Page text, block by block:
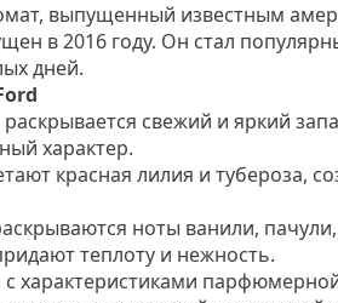
выпущенный известным
в 2016 году. Он стал
дней.
свежий и яркий
характер.
красная лилия и тубероза,
ноты ванили,
теплоту и нежность.
характеристиками